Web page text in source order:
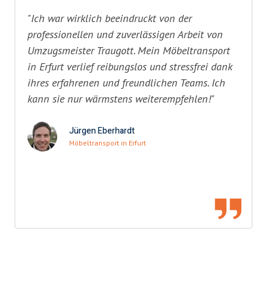
"Ich war wirklich beeindruckt von der
professionellen und zuverlässigen Arbeit von
Umzugsmeister Traugott. Mein Möbeltransport
in Erfurt verlief reibungslos und stressfrei dank
ihres erfahrenen und freundlichen Teams. Ich
kann sie nur wärmstens weiterempfehlen!"
Jürgen Eberhardt
Möbeltransport in Erfurt